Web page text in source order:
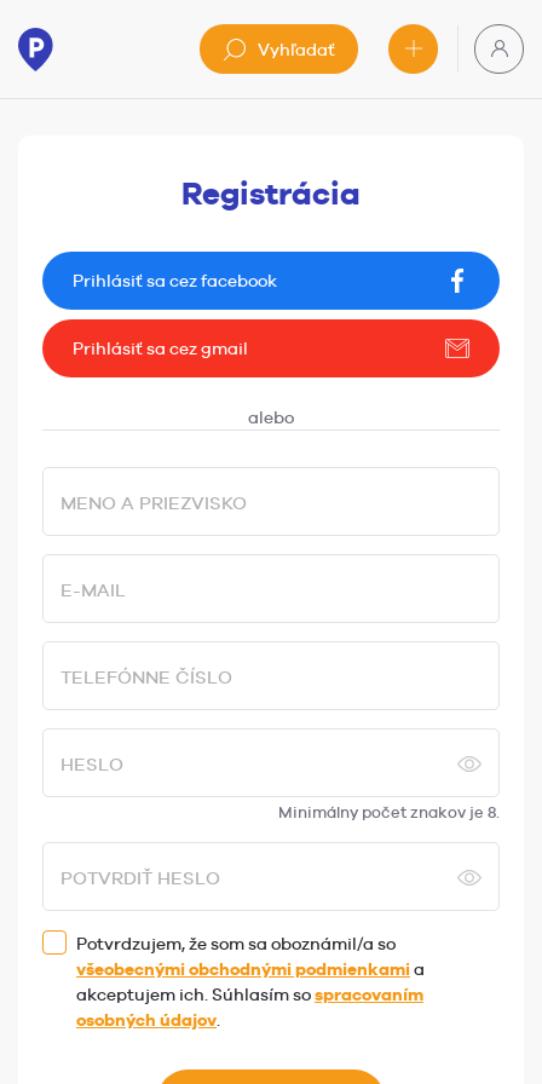
Vyhľadať
Registrácia
Prihlásiť sa cez facebook
Prihlásiť sa cez gmail
MENO A PRIEZVISKO
E-MAIL
TELEFÓNNE ČÍSLO
HESLO
Minimálny počet znakov je 8.
POTVRDIŤ HESLO
Potvrdzujem, že som sa oboznámil/a so
všeobecnými obchodnými podmienkamia
akceptujem ich. Súhlasím sospracovaním
osobných údajov